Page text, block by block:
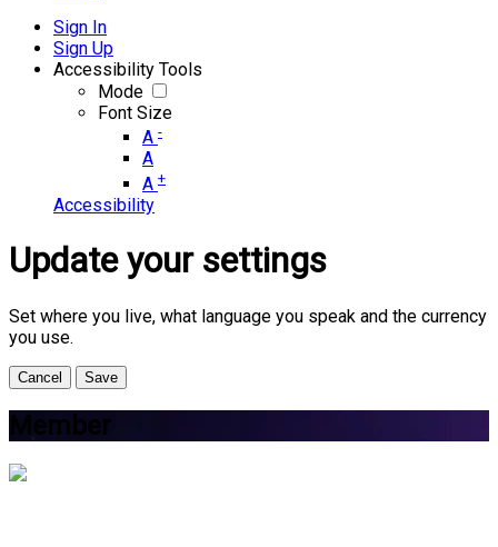
Sign In
Sign Up
Accessibility Tools
Mode
Font Size
A -
A
A +
Accessibility
Update your settings
Set where you live, what language you speak and the currency
you use.
Cancel Save
Member